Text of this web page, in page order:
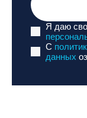
Я даю
C
данных